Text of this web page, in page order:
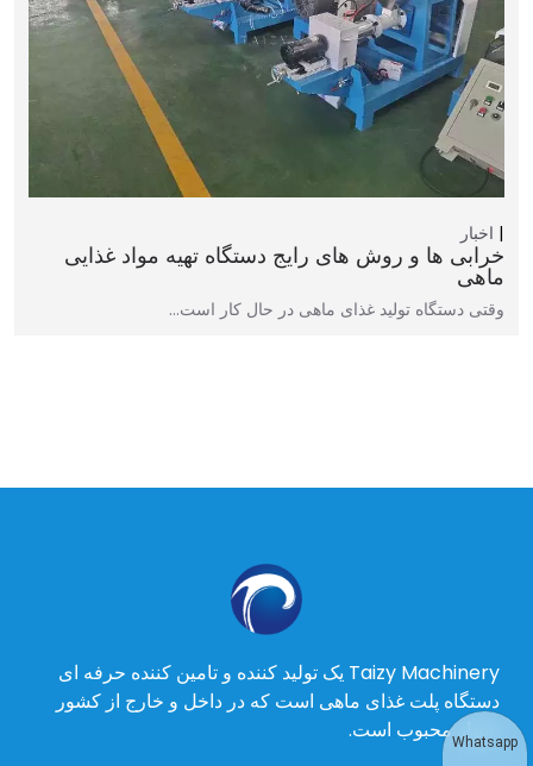
اخبار
خرابی ها و روش های رایج دستگاه تهیه مواد غذایی
ماهی
وقتی دستگاه تولید غذای ماهی در حال کار است…
Taizy Machinery یک تولید کننده و تامین کننده حرفه ای
دستگاه پلت غذای ماهی است که در داخل و خارج از کشور
بسیار محبوب است.Whatsapp